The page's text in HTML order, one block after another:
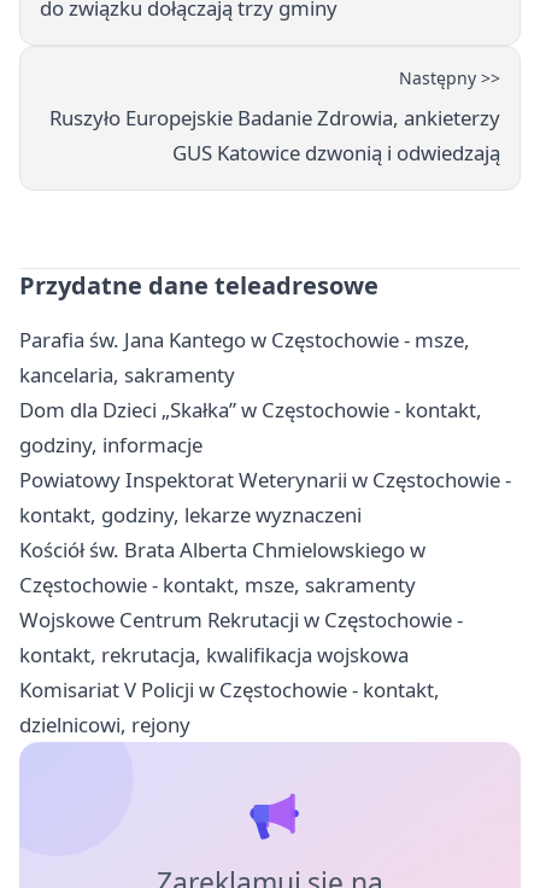
do związku dołączają trzy gminy
Następny >>
Ruszyło Europejskie Badanie Zdrowia, ankieterzy
GUS Katowice dzwonią i odwiedzają
Przydatne dane teleadresowe
Parafia św. Jana Kantego w Częstochowie - msze,
kancelaria, sakramenty
Dom dla Dzieci „Skałka” w Częstochowie - kontakt,
godziny, informacje
Powiatowy Inspektorat Weterynarii w Częstochowie -
kontakt, godziny, lekarze wyznaczeni
Kościół św. Brata Alberta Chmielowskiego w
Częstochowie - kontakt, msze, sakramenty
Wojskowe Centrum Rekrutacji w Częstochowie -
kontakt, rekrutacja, kwalifikacja wojskowa
Komisariat V Policji w Częstochowie - kontakt,
dzielnicowi, rejony